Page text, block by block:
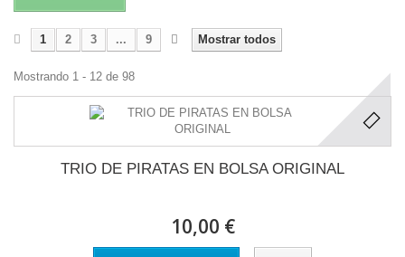
Mostrar todos
1 2 3 ... 9
Mostrando 1 - 12 de 98
TRIO DE PIRATAS EN BOLSA ORIGINAL
10,00 €